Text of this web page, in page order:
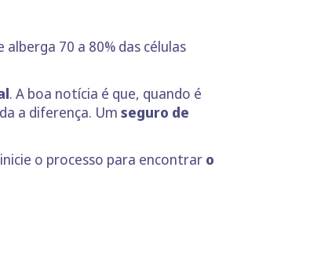
70 a 80% das células
. A boa notícia é que, quando é
a diferença. Um seguro de
o processo para encontrar o